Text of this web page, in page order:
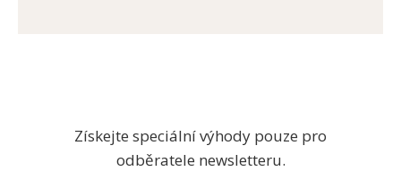
Získejte speciální výhody pouze pro
odběratele newsletteru.